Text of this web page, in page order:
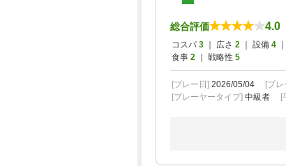
総合評価 4.0
コスパ 3 ｜ 広さ 2 ｜ 設備 4
食事 2 ｜ 戦略性 5
[プレー日] 2026/05/04 [プレ
[プレーヤータイプ] 中級者 [